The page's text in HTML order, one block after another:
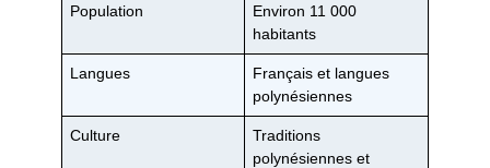
Population
Environ 11 000
habitants
Langues
Français et langues
polynésiennes
Culture
Traditions
polynésiennes et